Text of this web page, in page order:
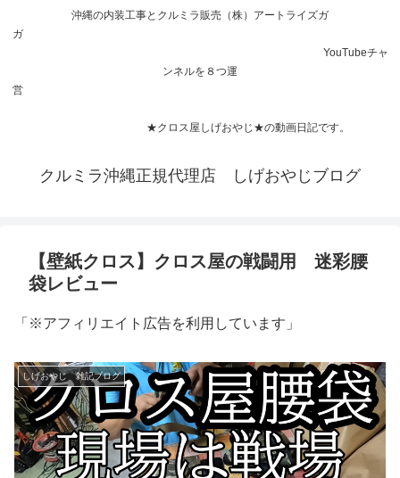
沖縄の内装工事とクルミラ販売（株）アートライズガ
ガ
YouTubeチャ
ンネルを８つ運
営
★クロス屋しげおやじ★の動画日記です。
クルミラ沖縄正規代理店 しげおやじブログ
【壁紙クロス】クロス屋の戦闘用 迷彩腰
袋レビュー
「※アフィリエイト広告を利用しています」
しげおやじ 雑記ブログ